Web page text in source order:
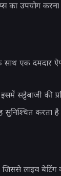
का उपयोग
एक दमदार
की
करता है
जिससे लाइव